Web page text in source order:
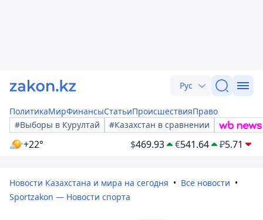
Рус
ПолитикаМирФинансыСтатьиПроисшествияПраво
#Выборы в Курултай
#Казахстан в сравнении
+22° $469.93 €541.64 ₽5.71
Новости Казахстана и мира на сегодня
Все новости
Sportzakon — Новости спорта